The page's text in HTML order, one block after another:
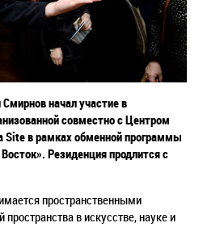
начал участие в
совместно с Центром
Site в рамках обменной программы
Резиденция продлится с
пространственными
в искусстве, науке и